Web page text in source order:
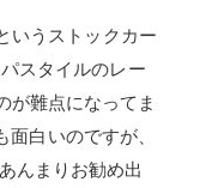
うストックカー
スタイルのレー
が難点になってま
白いのですが、
んまりお勧め出